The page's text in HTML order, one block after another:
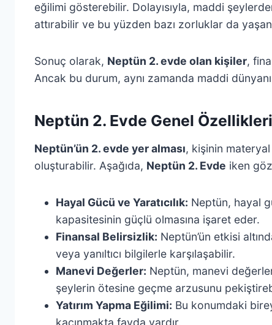
eğilimi gösterebilir. Dolayısıyla, maddi
attırabilir ve bu yüzden bazı zorluklar da
Sonuç olarak, Neptün 2. evde olan kişiler,
Ancak bu durum, aynı zamanda maddi
Neptün 2. Evde Genel Özellikleri
Neptün’ün 2. evde yer alması, kişinin
oluşturabilir. Aşağıda, Neptün 2. Evde iken
Hayal Gücü ve Yaratıcılık: Neptün, hayal
kapasitesinin güçlü olmasına işaret eder.
Finansal Belirsizlik: Neptün’ün etkisi
veya yanıltıcı bilgilerle karşılaşabilir.
Manevi Değerler: Neptün, manevi
şeylerin ötesine geçme arzusunu
Yatırım Yapma Eğilimi: Bu konumdaki
kaçınmakta fayda vardır.